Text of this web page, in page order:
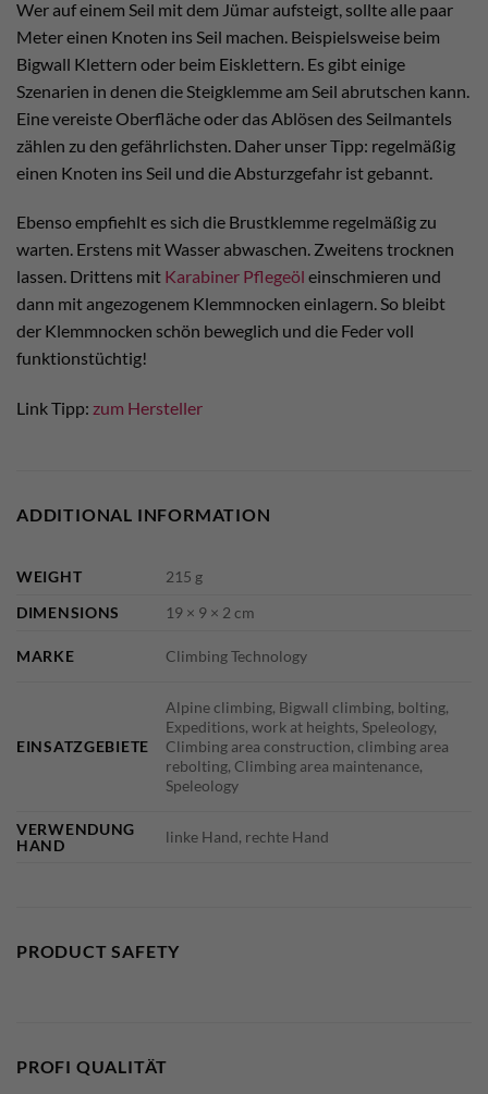
Wer auf einem Seil mit dem Jümar aufsteigt, sollte alle paar
Meter einen Knoten ins Seil machen. Beispielsweise beim
Bigwall Klettern oder beim Eisklettern. Es gibt einige
Szenarien in denen die Steigklemme am Seil abrutschen kann.
Eine vereiste Oberfläche oder das Ablösen des Seilmantels
zählen zu den gefährlichsten. Daher unser Tipp: regelmäßig
einen Knoten ins Seil und die Absturzgefahr ist gebannt.
Ebenso empfiehlt es sich die Brustklemme regelmäßig zu
warten. Erstens mit Wasser abwaschen. Zweitens trocknen
lassen. Drittens mit Karabiner Pflegeöl einschmieren und
dann mit angezogenem Klemmnocken einlagern. So bleibt
der Klemmnocken schön beweglich und die Feder voll
funktionstüchtig!
Link Tipp: zum Hersteller
ADDITIONAL INFORMATION
WEIGHT
215 g
DIMENSIONS
19 × 9 × 2 cm
MARKE Climbing Technology
EINSATZGEBIETE
Alpine climbing, Bigwall climbing, bolting,
Expeditions, work at heights, Speleology,
Climbing area construction, climbing area
rebolting, Climbing area maintenance,
Speleology
VERWENDUNG
HAND
linke Hand, rechte Hand
PRODUCT SAFETY
PROFI QUALITÄT